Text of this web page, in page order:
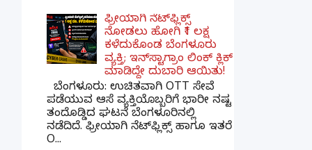
ಫ್ರೀಯಾಗಿ ನೆಟ್‌ಫ್ಲಿಕ್ಸ್
ನೋಡಲು ಹೋಗಿ ₹1 ಲಕ್ಷ
ಕಳೆದುಕೊಂಡ ಬೆಂಗಳೂರು
ವ್ಯಕ್ತಿ; ಇನ್‌ಸ್ಟಾಗ್ರಾಂ ಲಿಂಕ್ ಕ್ಲಿಕ್
ಮಾಡಿದ್ದೇ ದುಬಾರಿ ಆಯಿತು!
ಬೆಂಗಳೂರು: ಉಚಿತವಾಗಿ OTT ಸೇವೆ
ಪಡೆಯುವ ಆಸೆ ವ್ಯಕ್ತಿಯೊಬ್ಬರಿಗೆ ಭಾರೀ ನಷ್ಟ
ತಂದೊಡ್ಡಿದ ಘಟನೆ ಬೆಂಗಳೂರಿನಲ್ಲಿ
ನಡೆದಿದೆ. ಫ್ರೀಯಾಗಿ ನೆಟ್‌ಫ್ಲಿಕ್ಸ್ ಹಾಗೂ ಇತರೆ
O...